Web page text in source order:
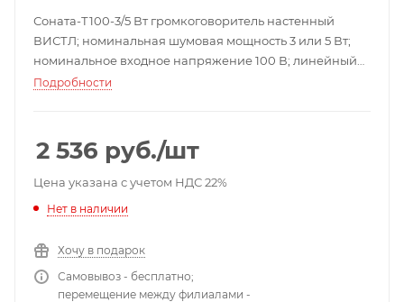
Соната-Т100-3/5 Вт громкоговоритель настенный
ВИСТЛ; номинальная шумовая мощность 3 или 5 Вт;
номинальное входное напряжение 100 В; линейный
уровень чувствительности не менее: 92 дБ; IP41;
Подробности
2 536 руб./шт
Цена указана с учетом НДС 22%
Нет в наличии
Хочу в подарок
Самовывоз - бесплатно;
перемещение между филиалами -